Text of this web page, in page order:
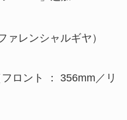
ァレンシャルギヤ）
ロント ： 356mm／リ